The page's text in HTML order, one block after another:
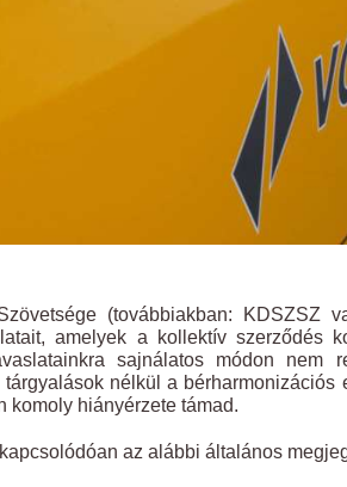
(továbbiakban: KDSZSZ
amelyek a kollektív szerződés
sajnálatos módon nem
nélkül a bérharmonizációs
komoly hiányérzete támad.
az alábbi általános